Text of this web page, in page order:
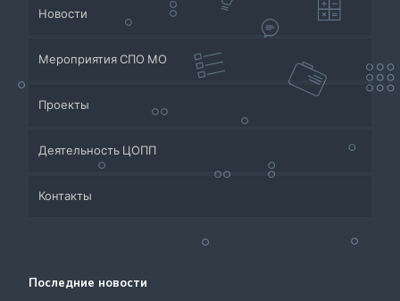
Новости
Мероприятия СПО МО
Проекты
Приёмная кампания
Система СПО Московской области
Аналитический отдел содействия трудоустройству
Деятельность ЦОПП
Банк партнеров
Центр содействия занятости учащейся молодежи и
Контакты
Ресурсы ЦОПП МО
Последние новости